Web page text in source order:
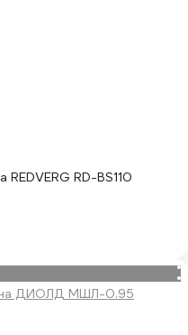
RD-BS110